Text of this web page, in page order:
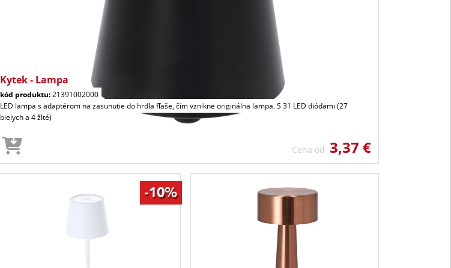
Kytek - Lampa
kód produktu:21391002000
LED lampa s adaptérom na zasunutie do hrdla fľaše, čím vznikne originálna lampa. S 31 LED diódami (27
bielych a 4 žlté)
Cena od 3,37 €